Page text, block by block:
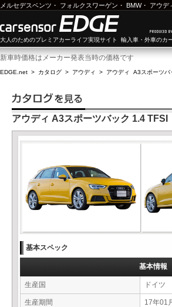
メルセデスベンツ ・ フォルクスワーゲン ・ BMW・ アウデ
大人のためのプレミアカーライフ実現サイト 輸入車・外車のカ
新車時価格はメーカー発表当時の価格です
EDGE.net > カタログ > アウディ > アウディ A3スポーツバ
アウディ A3スポーツバック 1.4 TFSI
基本スペック
基本情報
生産国 ドイツ
生産期間 17年01